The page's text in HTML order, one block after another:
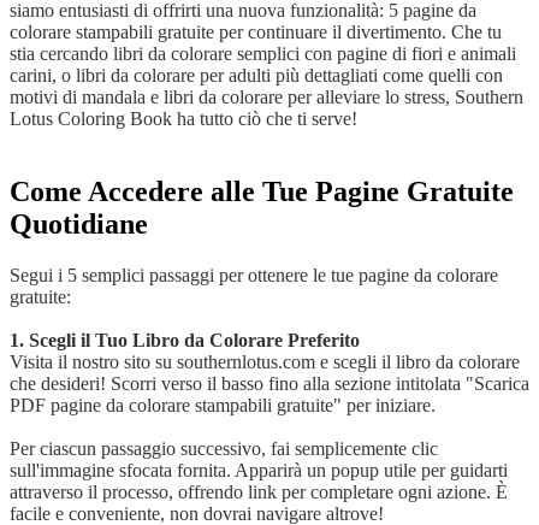
siamo entusiasti di offrirti una nuova funzionalità: 5 pagine da
colorare stampabili gratuite per continuare il divertimento. Che tu
stia cercando libri da colorare semplici con pagine di fiori e animali
carini, o libri da colorare per adulti più dettagliati come quelli con
motivi di mandala e libri da colorare per alleviare lo stress, Southern
Lotus Coloring Book ha tutto ciò che ti serve!
Come Accedere alle Tue Pagine Gratuite
Quotidiane
Segui i 5 semplici passaggi per ottenere le tue pagine da colorare
gratuite:
1. Scegli il Tuo Libro da Colorare Preferito
Visita il nostro sito su southernlotus.com e scegli il libro da colorare
che desideri! Scorri verso il basso fino alla sezione intitolata "Scarica
PDF pagine da colorare stampabili gratuite" per iniziare.
Per ciascun passaggio successivo, fai semplicemente clic
sull'immagine sfocata fornita. Apparirà un popup utile per guidarti
attraverso il processo, offrendo link per completare ogni azione. È
facile e conveniente, non dovrai navigare altrove!